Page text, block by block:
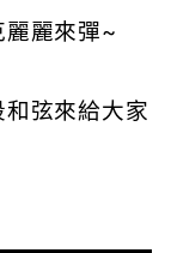
麗來彈~
弦來給大家